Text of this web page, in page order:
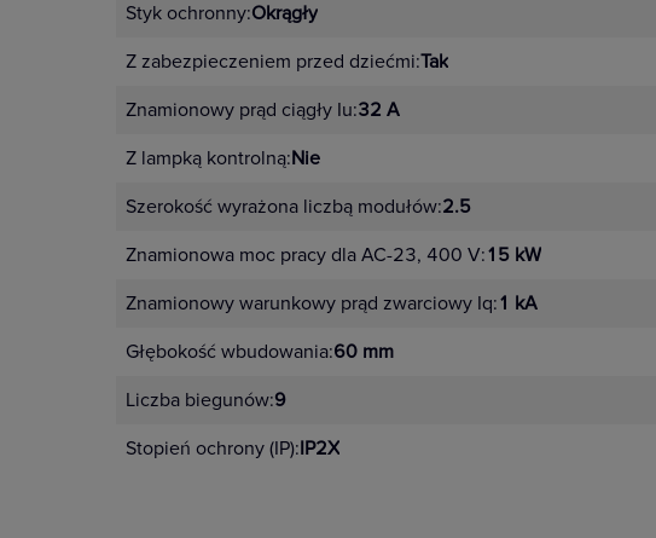
Styk ochronny:Okrągły
Z zabezpieczeniem przed dziećmi:Tak
Znamionowy prąd ciągły Iu:32 A
Z lampką kontrolną:Nie
Szerokość wyrażona liczbą modułów:2.5
Znamionowa moc pracy dla AC-23, 400 V:15 kW
Znamionowy warunkowy prąd zwarciowy Iq:1 kA
Głębokość wbudowania:60 mm
Liczba biegunów:9
Stopień ochrony (IP):IP2X